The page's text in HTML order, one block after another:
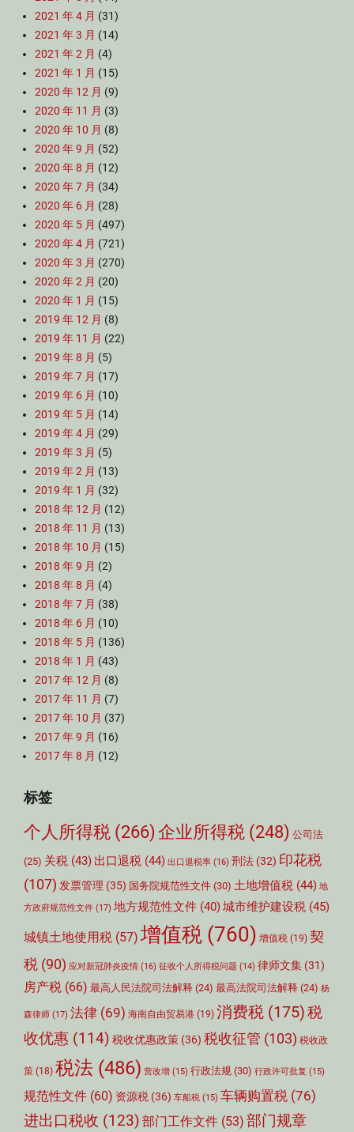
2021 年 4 月 (31)
2021 年 3 月 (14)
2021 年 2 月 (4)
2021 年 1 月 (15)
2020 年 12 月 (9)
2020 年 11 月 (3)
2020 年 10 月 (8)
2020 年 9 月 (52)
2020 年 8 月 (12)
2020 年 7 月 (34)
2020 年 6 月 (28)
2020 年 5 月 (497)
2020 年 4 月 (721)
2020 年 3 月 (270)
2020 年 2 月 (20)
2020 年 1 月 (15)
2019 年 12 月 (8)
2019 年 11 月 (22)
2019 年 8 月 (5)
2019 年 7 月 (17)
2019 年 6 月 (10)
2019 年 5 月 (14)
2019 年 4 月 (29)
2019 年 3 月 (5)
2019 年 2 月 (13)
2019 年 1 月 (32)
2018 年 12 月 (12)
2018 年 11 月 (13)
2018 年 10 月 (15)
2018 年 9 月 (2)
2018 年 8 月 (4)
2018 年 7 月 (38)
2018 年 6 月 (10)
2018 年 5 月 (136)
2018 年 1 月 (43)
2017 年 12 月 (8)
2017 年 11 月 (7)
2017 年 10 月 (37)
2017 年 9 月 (16)
2017 年 8 月 (12)
标签
个人所得税 (266) 企业所得税 (248) 公司法
(25) 关税 (43) 出口退税 (44) 出口退税率 (16) 刑法 (32) 印花税
(107) 发票管理 (35) 国务院规范性文件 (30) 土地增值税 (44) 地
方政府规范性文件 (17) 地方规范性文件 (40)城市维护建设税 (45)
城镇土地使用税 (57) 增值税 (760) 增值税 (19) 契
税 (90) 应对新冠肺炎疫情 (16) 征收个人所得税问题 (14) 律师文集 (31)
房产税 (66) 最高人民法院司法解释 (24) 最高法院司法解释 (24) 杨
森律师 (17) 法律 (69) 海南自由贸易港 (19) 消费税 (175)税
收优惠 (114) 税收优惠政策 (36) 税收征管 (103) 税收政
策 (18) 税法 (486) 营改增 (15) 行政法规 (30) 行政许可批复 (15)
规范性文件 (60) 资源税 (36) 车船税 (15) 车辆购置税 (76)
进出口税收 (123) 部门工作文件 (53) 部门规章